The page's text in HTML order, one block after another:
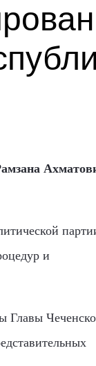
и
Главы